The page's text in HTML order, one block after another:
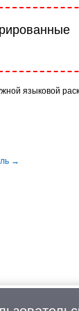
языковой
→